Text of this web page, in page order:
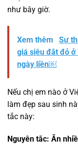
như bây giờ.
Xem thêm
Sự
giá siêu đắt đỏ ở
ngày liền￼
Nếu chị em nào ở
làm đẹp sau sinh
tắc này:
Nguyên tắc: Ăn